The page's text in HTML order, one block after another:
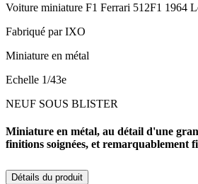
Voiture miniature F1 Ferrari 512F1 1964
Fabriqué par IXO
Miniature en métal
Echelle 1/43e
NEUF SOUS BLISTER
Miniature en métal, au détail d'une
finitions soignées, et remarquablement
Détails du produit